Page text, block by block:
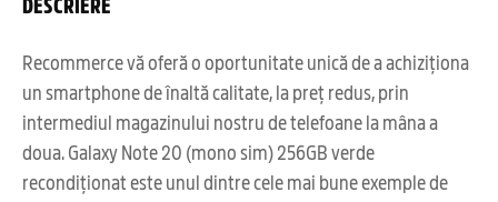
Recommerce vă oferă o oportunitate unică de a achiziționa
un smartphone de înaltă calitate, la preț redus, prin
intermediul magazinului nostru de telefoane la mâna a
doua. Galaxy Note 20 (mono sim) 256GB verde
recondiționat este unul dintre cele mai bune exemple de